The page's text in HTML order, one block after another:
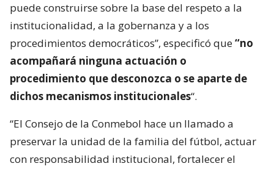
puede construirse sobre la base del respeto a la
institucionalidad, a la gobernanza y a los
procedimientos democráticos”, especificó que“no
acompañará ninguna actuación o
procedimiento que desconozca o se aparte de
dichos mecanismos institucionales“.
“El Consejo de la Conmebol hace un llamado a
preservar la unidad de la familia del fútbol, actuar
con responsabilidad institucional, fortalecer el